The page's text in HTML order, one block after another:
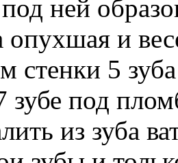
ней
опухшая и
стенки 5
зубе под
из зуба